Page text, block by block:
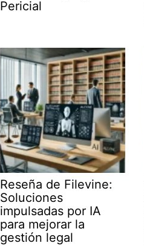
Pericial
Reseña de Filevine:
Soluciones
impulsadas por IA
para mejorar la
gestión legal